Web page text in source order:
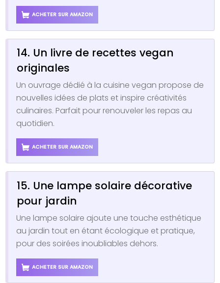
ACHETER SUR AMAZON
14. Un livre de recettes vegan
originales
Un ouvrage dédié à la cuisine vegan propose de
nouvelles idées de plats et inspire créativités
culinaires. Parfait pour renouveler les repas au
quotidien.
ACHETER SUR AMAZON
15. Une lampe solaire décorative
pour jardin
Une lampe solaire ajoute une touche esthétique
au jardin tout en étant écologique et pratique,
pour des soirées inoubliables dehors.
ACHETER SUR AMAZON